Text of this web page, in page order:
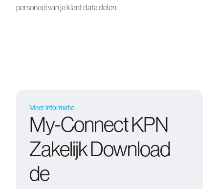
personeel van je klant data delen.
Meer informatie
My-Connect KPN
Zakelijk Download
de